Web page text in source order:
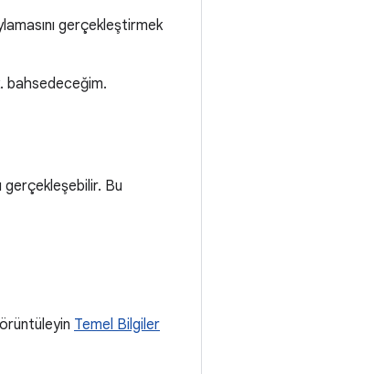
gerçekleştirmek
bahsedeceğim.
gerçekleşebilir. Bu
Temel Bilgiler